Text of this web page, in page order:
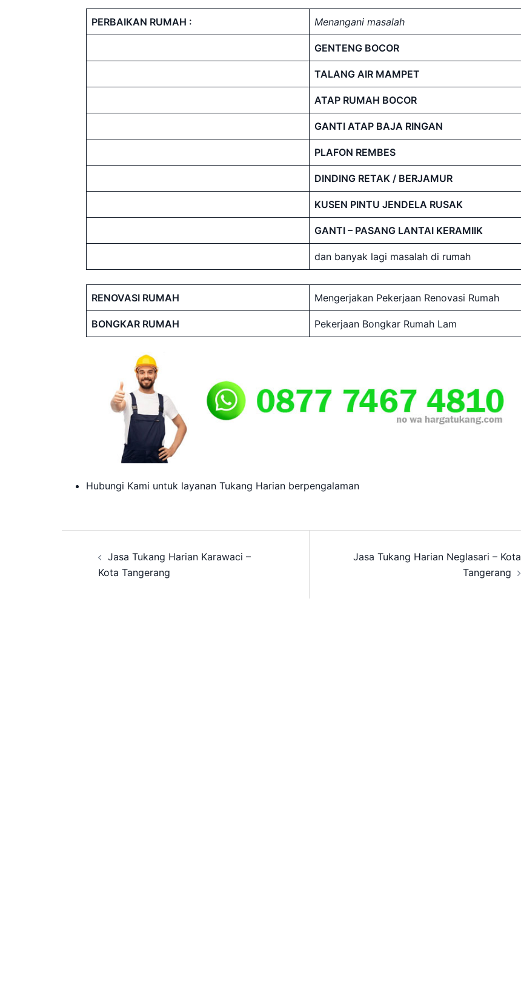
PERBAIKAN RUMAH : Menangani masalah
GENTENG BOCOR
TALANG AIR MAMPET
ATAP RUMAH BOCOR
GANTI ATAP BAJA RINGAN
PLAFON REMBES
DINDING RETAK / BERJAMUR
KUSEN PINTU JENDELA RUSAK
GANTI – PASANG LANTAI KERAMIIK
dan banyak lagi masalah di rumah
RENOVASI RUMAH Mengerjakan Pekerjaan Renovasi Rumah
BONGKAR RUMAH Pekerjaan Bongkar Rumah Lam
Hubungi Kami untuk layanan Tukang Harian berpengalaman
navigation
Jasa Tukang Harian Karawaci –
Kota Tangerang
Jasa Tukang Harian Neglasari – Kota
Tangerang